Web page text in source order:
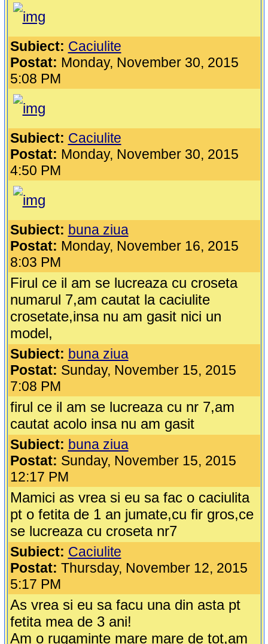
Subiect: Caciulite
Postat: Monday, November 30, 2015
5:08 PM
Subiect: Caciulite
Postat: Monday, November 30, 2015
4:50 PM
Subiect: buna ziua
Postat: Monday, November 16, 2015
8:03 PM
Firul ce il am se lucreaza cu croseta
numarul 7,am cautat la caciulite
crosetate,insa nu am gasit nici un
model,
Subiect: buna ziua
Postat: Sunday, November 15, 2015
7:08 PM
firul ce il am se lucreaza cu nr 7,am
cautat acolo insa nu am gasit
Subiect: buna ziua
Postat: Sunday, November 15, 2015
12:17 PM
Mamici as vrea si eu sa fac o caciulita
pt o fetita de 1 an jumate,cu fir gros,ce
se lucreaza cu croseta nr7
Subiect: Caciulite
Postat: Thursday, November 12, 2015
5:17 PM
As vrea si eu sa facu una din asta pt
fetita mea de 3 ani!
Am o rugaminte mare mare de tot,am